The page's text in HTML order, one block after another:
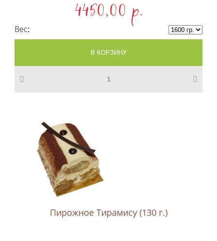
4450,00 p.
Вес
Пирожное Тирамису (130 г.)